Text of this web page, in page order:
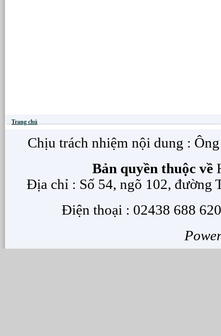
Trang chủ
Chịu trách nhiệm nội dung :
Bản quyền thuộc về
Địa chỉ : Số 54, ngõ 102, đường
Điện thoại : 02438 688